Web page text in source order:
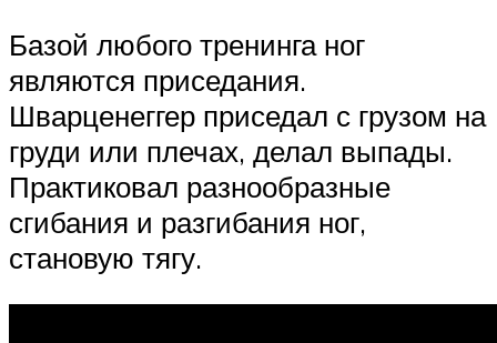
Базой любого тренинга ног
являются приседания.
Шварценеггер приседал с грузом на
груди или плечах, делал выпады.
Практиковал разнообразные
сгибания и разгибания ног,
становую тягу.